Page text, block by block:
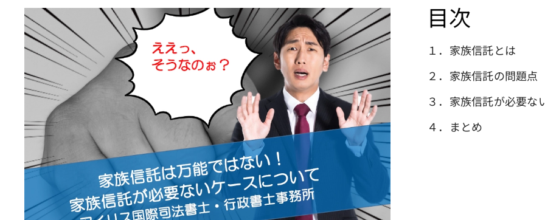
目次
１．家族信託とは
２．家族信託の問題点
３．家族信託が必要な
４．まとめ